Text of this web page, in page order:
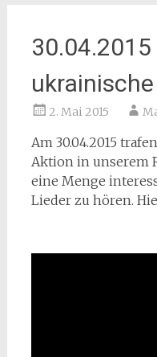
2. Mai 2015
Am 30.04.2015
Aktion in unserem
eine Menge
Lieder zu hören.